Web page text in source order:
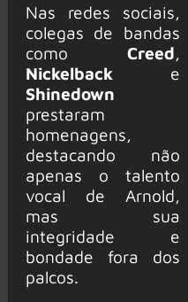
Nas redes sociais,
colegas de bandas
como Creed,
Nickelbacke
Shinedown
prestaram
homenagens,
destacando não
apenas o talento
vocal de Arnold,
mas sua
integridade e
bondade fora dos
palcos.